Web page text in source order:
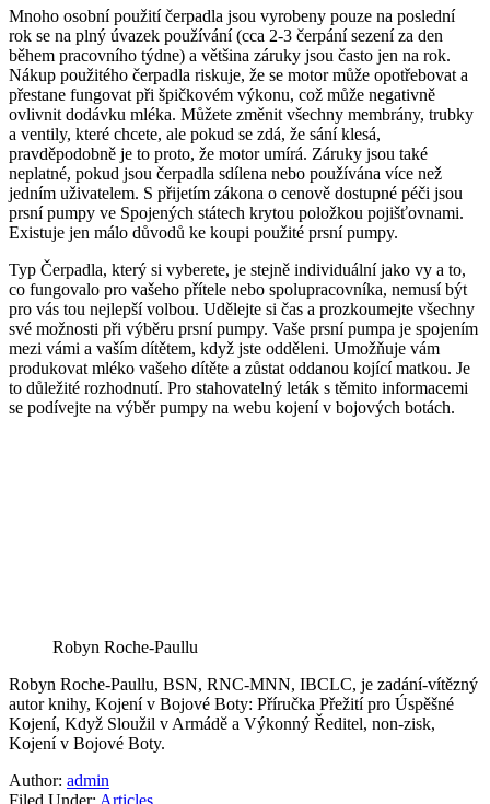
Mnoho osobní použití čerpadla jsou vyrobeny pouze na poslední
rok se na plný úvazek používání (cca 2-3 čerpání sezení za den
během pracovního týdne) a většina záruky jsou často jen na rok.
Nákup použitého čerpadla riskuje, že se motor může opotřebovat a
přestane fungovat při špičkovém výkonu, což může negativně
ovlivnit dodávku mléka. Můžete změnit všechny membrány, trubky
a ventily, které chcete, ale pokud se zdá, že sání klesá,
pravděpodobně je to proto, že motor umírá. Záruky jsou také
neplatné, pokud jsou čerpadla sdílena nebo používána více než
jedním uživatelem. S přijetím zákona o cenově dostupné péči jsou
prsní pumpy ve Spojených státech krytou položkou pojišťovnami.
Existuje jen málo důvodů ke koupi použité prsní pumpy.
Typ Čerpadla, který si vyberete, je stejně individuální jako vy a to,
co fungovalo pro vašeho přítele nebo spolupracovníka, nemusí být
pro vás tou nejlepší volbou. Udělejte si čas a prozkoumejte všechny
své možnosti při výběru prsní pumpy. Vaše prsní pumpa je spojením
mezi vámi a vaším dítětem, když jste odděleni. Umožňuje vám
produkovat mléko vašeho dítěte a zůstat oddanou kojící matkou. Je
to důležité rozhodnutí. Pro stahovatelný leták s těmito informacemi
se podívejte na výběr pumpy na webu kojení v bojových botách.
Robyn Roche-Paullu
Robyn Roche-Paullu, BSN, RNC-MNN, IBCLC, je zadání-vítězný
autor knihy, Kojení v Bojové Boty: Příručka Přežití pro Úspěšné
Kojení, Když Sloužil v Armádě a Výkonný Ředitel, non-zisk,
Kojení v Bojové Boty.
Author: admin